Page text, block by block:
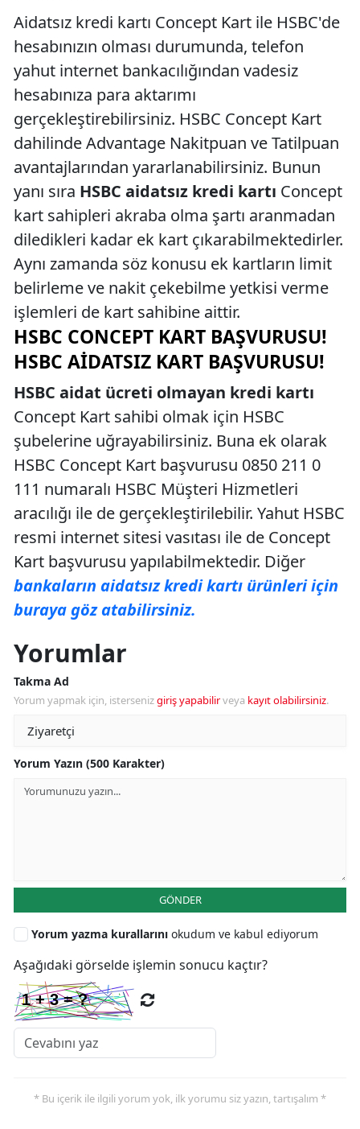
Aidatsız kredi kartı Concept Kart ile HSBC'de
hesabınızın olması durumunda, telefon
yahut internet bankacılığından vadesiz
hesabınıza para aktarımı
gerçekleştirebilirsiniz. HSBC Concept Kart
dahilinde Advantage Nakitpuan ve Tatilpuan
avantajlarından yararlanabilirsiniz. Bunun
yanı sıra HSBC aidatsız kredi kartı Concept
kart sahipleri akraba olma şartı aranmadan
diledikleri kadar ek kart çıkarabilmektedirler.
Aynı zamanda söz konusu ek kartların limit
belirleme ve nakit çekebilme yetkisi verme
işlemleri de kart sahibine aittir.
HSBC CONCEPT KART BAŞVURUSU!
HSBC AIDATSIZ KART BAŞVURUSU!
HSBC aidat ücreti olmayan kredi kartı
Concept Kart sahibi olmak için HSBC
şubelerine uğrayabilirsiniz. Buna ek olarak
HSBC Concept Kart başvurusu 0850 211 0
111 numaralı HSBC Müşteri Hizmetleri
aracılığı ile de gerçekleştirilebilir. Yahut HSBC
resmi internet sitesi vasıtası ile de Concept
Kart başvurusu yapılabilmektedir. Diğer
bankaların aidatsız kredi kartı ürünleri için
buraya göz atabilirsiniz.
Yorumlar
Takma Ad
Yorum yapmak için, istersenizgiriş yapabilirveya kayıt olabilirsiniz.
Yorum Yazın (500 Karakter)
GÖNDER
Yorum yazma kurallarını okudum ve kabul ediyorum
Aşağıdaki görselde işlemin sonucu kaçtır?
* Bu içerik ile ilgili yorum yok, ilk yorumu siz yazın, tartışalım *